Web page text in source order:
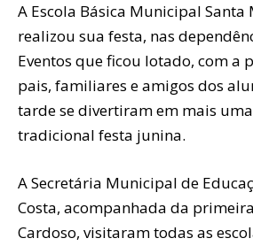
A Escola Básica Municipal Santa
realizou sua festa, nas
Eventos que ficou lotado, com a
pais, familiares e amigos dos
tarde se divertiram em mais
tradicional festa junina.
A Secretária Municipal de
Costa, acompanhada da
Cardoso, visitaram todas as